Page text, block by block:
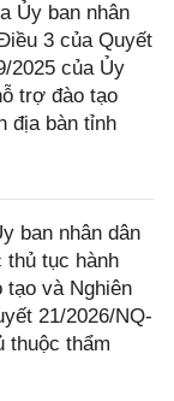
Ủy ban nhân
3 của Quyết
2025 của Ủy
trợ đào tạo
địa bàn tỉnh
ban nhân dân
thủ tục hành
và Nghiên
21/2026/NQ-
thuộc thẩm